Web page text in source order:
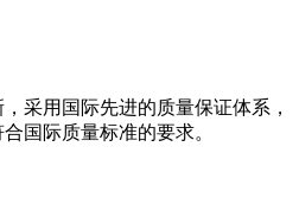
采用国际先进的质量保证体系，
国际质量标准的要求。